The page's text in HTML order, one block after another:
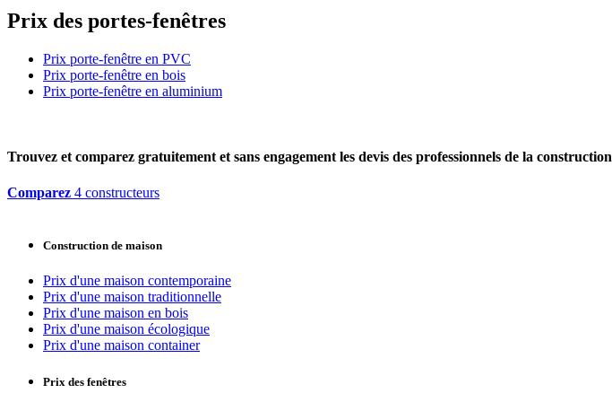
Prix des portes-fenêtres
Prix porte-fenêtre en PVC
Prix porte-fenêtre en bois
Prix porte-fenêtre en aluminium
Trouvez et comparez gratuitement et sans engagement les devis des professionnels de la construction
Comparez 4 constructeurs
Construction de maison
Prix d'une maison contemporaine
Prix d'une maison traditionnelle
Prix d'une maison en bois
Prix d'une maison écologique
Prix d'une maison container
Prix des fenêtres